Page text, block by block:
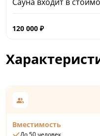
120 000 ₽
Вместимость